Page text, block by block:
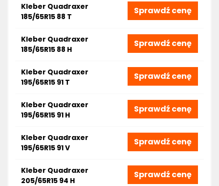
Kleber Quadraxer
185/65R15 88 T
Sprawdź cenę
Kleber Quadraxer
185/65R15 88 H
Sprawdź cenę
Kleber Quadraxer
195/65R15 91 T
Sprawdź cenę
Kleber Quadraxer
195/65R15 91 H
Sprawdź cenę
Kleber Quadraxer
195/65R15 91 V
Sprawdź cenę
Kleber Quadraxer
205/65R15 94 H
Sprawdź cenę